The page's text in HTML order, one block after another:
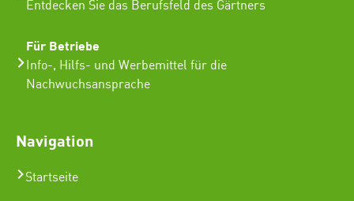
Entdecken Sie das Berufsfeld des Gärtners
Für Betriebe
Info-, Hilfs- und Werbemittel für die
Nachwuchsansprache
Navigation
Startseite